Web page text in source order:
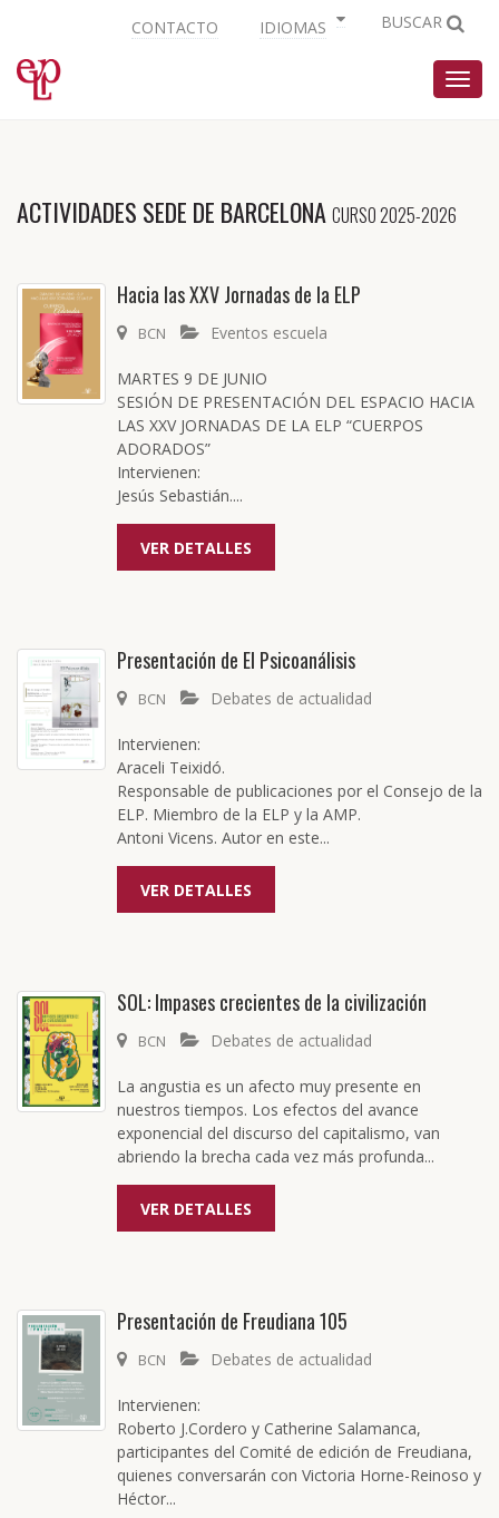
CONTACTO IDIOMAS BUSCAR
ACTIVIDADES SEDE DE BARCELONA CURSO 2025-2026
Hacia las XXV Jornadas de la ELP
BCN Eventos escuela
MARTES 9 DE JUNIO
SESIÓN DE PRESENTACIÓN DEL ESPACIO HACIA
LAS XXV JORNADAS DE LA ELP “CUERPOS
ADORADOS”
Intervienen:
Jesús Sebastián....
VER DETALLES
Presentación de El Psicoanálisis
BCN Debates de actualidad
Intervienen:
Araceli Teixidó.
Responsable de publicaciones por el Consejo de la
ELP. Miembro de la ELP y la AMP.
Antoni Vicens. Autor en este...
VER DETALLES
SOL: Impases crecientes de la civilización
BCN Debates de actualidad
La angustia es un afecto muy presente en
nuestros tiempos. Los efectos del avance
exponencial del discurso del capitalismo, van
abriendo la brecha cada vez más profunda...
VER DETALLES
Presentación de Freudiana 105
BCN Debates de actualidad
Intervienen:
Roberto J.Cordero y Catherine Salamanca,
participantes del Comité de edición de Freudiana,
quienes conversarán con Victoria Horne-Reinoso y
Héctor...